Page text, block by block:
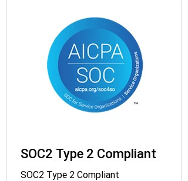
SOC2 Type 2 Compliant
SOC2 Type 2 Compliant